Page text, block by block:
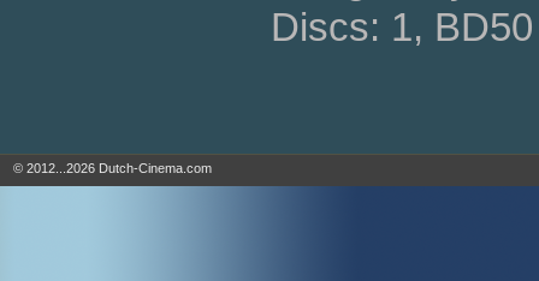
Discs: 1, BD50
© 2012...2026 Dutch-Cinema.com